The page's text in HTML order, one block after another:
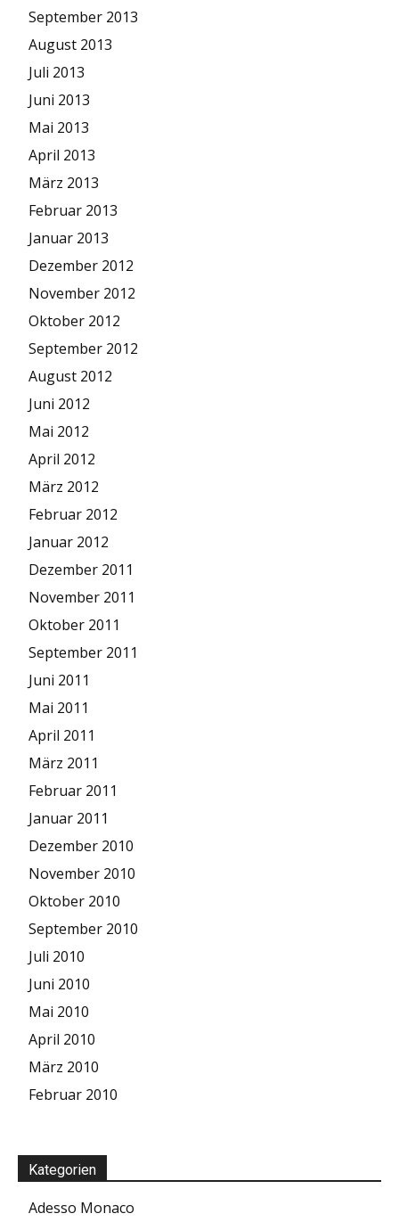
September 2013
August 2013
Juli 2013
Juni 2013
Mai 2013
April 2013
März 2013
Februar 2013
Januar 2013
Dezember 2012
November 2012
Oktober 2012
September 2012
August 2012
Juni 2012
Mai 2012
April 2012
März 2012
Februar 2012
Januar 2012
Dezember 2011
November 2011
Oktober 2011
September 2011
Juni 2011
Mai 2011
April 2011
März 2011
Februar 2011
Januar 2011
Dezember 2010
November 2010
Oktober 2010
September 2010
Juli 2010
Juni 2010
Mai 2010
April 2010
März 2010
Februar 2010
Kategorien
Adesso Monaco